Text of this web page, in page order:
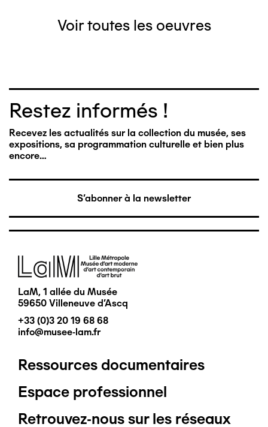
Voir toutes les oeuvres
Restez informés !
Recevez les actualités sur la collection du musée, ses
expositions, sa programmation culturelle et bien plus
encore…
S'abonner à la newsletter
Image
LaM, 1 allée du Musée
59650 Villeneuve d'Ascq
+33 (0)3 20 19 68 68
info@musee-lam.fr
Pied
de
Ressources documentaires
Espace professionnel
Retrouvez-nous sur les réseaux